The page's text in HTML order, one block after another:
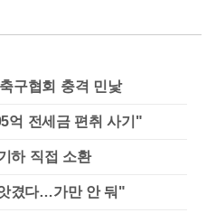
구협회 충격 민낯
억 전세금 편취 사기"
하 직접 소환
겼다…가만 안 둬"